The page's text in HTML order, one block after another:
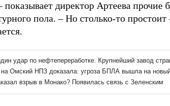
показывает директор Артеева прочие
пола. – Но столько-то простоит